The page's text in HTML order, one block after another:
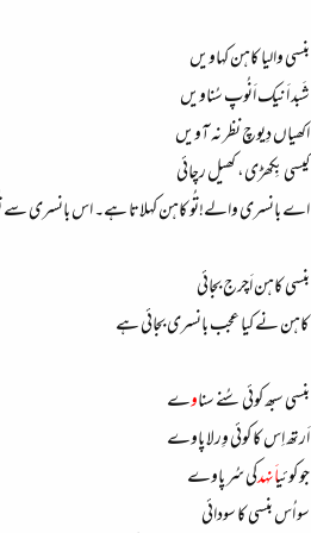
بنسی والیا کاہن کہاویں
شَبد اَنیک اَنُوپ سُناویں
اکھیاں دِیوچ نظر نہ آویں
کیسی بِکھڑی، کھیل رچائی
اے بانسری والے!تُو کاہن کہلاتا ہے۔ اس بانسری سے
بنسی کاہن اَچرج بجائی
کاہن نے کیا عجب بانسری بجائی ہے
بنسی سبھ کوئی سُنے سناوے
اَرتھ اِس کا کوئی وِرلا پاوے
جو کوئیاَنہدکی سُر پاوے
سو اُس بنسی کا سودائی